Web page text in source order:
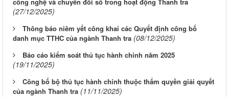
công nghệ và chuyển đổi số trong hoạt động Thanh tra
(27/12/2025)
Thông báo niêm yết công khai các Quyết định công bố
danh mục TTHC của ngành Thanh tra (08/12/2025)
Báo cáo kiểm soát thủ tục hành chính năm 2025
(19/11/2025)
Công bố bộ thủ tục hành chính thuộc thẩm quyền giải quyết
của ngành Thanh tra (11/11/2025)